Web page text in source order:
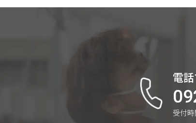
電
受付